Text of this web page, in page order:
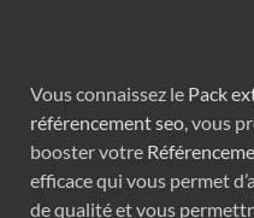
Vous connaissez le Pack
référencement seo, vous
booster votre
efficace qui vous permet
de qualité et vous